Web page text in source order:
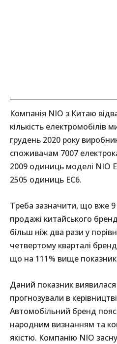
Компанія NIO з Китаю
кількість електромобілів
грудень 2020 року
споживачам 7007
2009 одиниць моделі NIO
2505 одиниць EC6.
Треба зазначити, що вже 9
продажі китайського
більш ніж два рази у
четвертому кварталі
що на 111% вище
Даний показник
прогнозували в
Автомобільний бренд
народним визнанням та
якістю. Компанію NIO